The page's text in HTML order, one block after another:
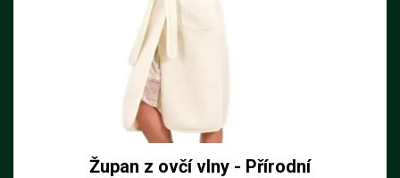
Župan z ovčí vlny - Přírodní